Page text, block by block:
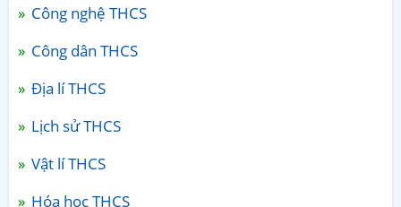
Công nghệ THCS
Công dân THCS
Địa lí THCS
Lịch sử THCS
Vật lí THCS
Hóa học THCS